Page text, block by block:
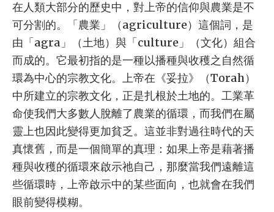
在人類大部分的歷史中，對上帝的信仰與農業是不
可分割的。「農業」（agriculture）這個詞，是
由「agra」（土地）與「culture」（文化）組合
而成的。它最初指的是一種以播種與收穫之自然循
環為中心的宗教文化。上帝在《妥拉》（Torah）
中所建立的宗教文化，正是扎根於土地的。工業革
命使我們大多數人脫離了農業的循環，而我們在屬
靈上也因此變得更加貧乏。這並非對過往時代的天
真懷舊，而是一個簡單的真理：如果上帝是藉著播
種與收穫的循環來啟示祂自己，那麼當我們遠離這
些循環時，上帝啟示中的某些面向，也就會在我們
眼前變得模糊。